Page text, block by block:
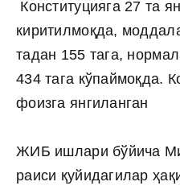
Конституцияга 27 та
киритилмоқда,
тадан 155 тага,
434 тага кўпаймоқда.
фоизга янгиланган
ЖИБ ишлари бўйича
раиси қуйидагилар